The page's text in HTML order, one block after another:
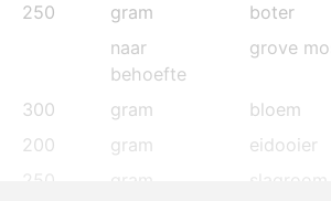
250
gram
boter
naar
behoefte
grove
300 gram
bloem
200
gram
eidooier
250
gram
slagroom